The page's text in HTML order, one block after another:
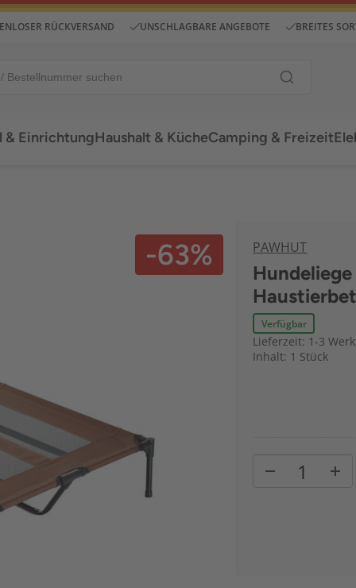
RÜCKVERSAND UNSCHLAGBARE ANGEBOTE BREITES
& EinrichtungHaushalt & KücheCamping & Freizeit
-63% PAWHUT
Verfügbar
Lieferzeit: 1-3
Inhalt: 1 Stück